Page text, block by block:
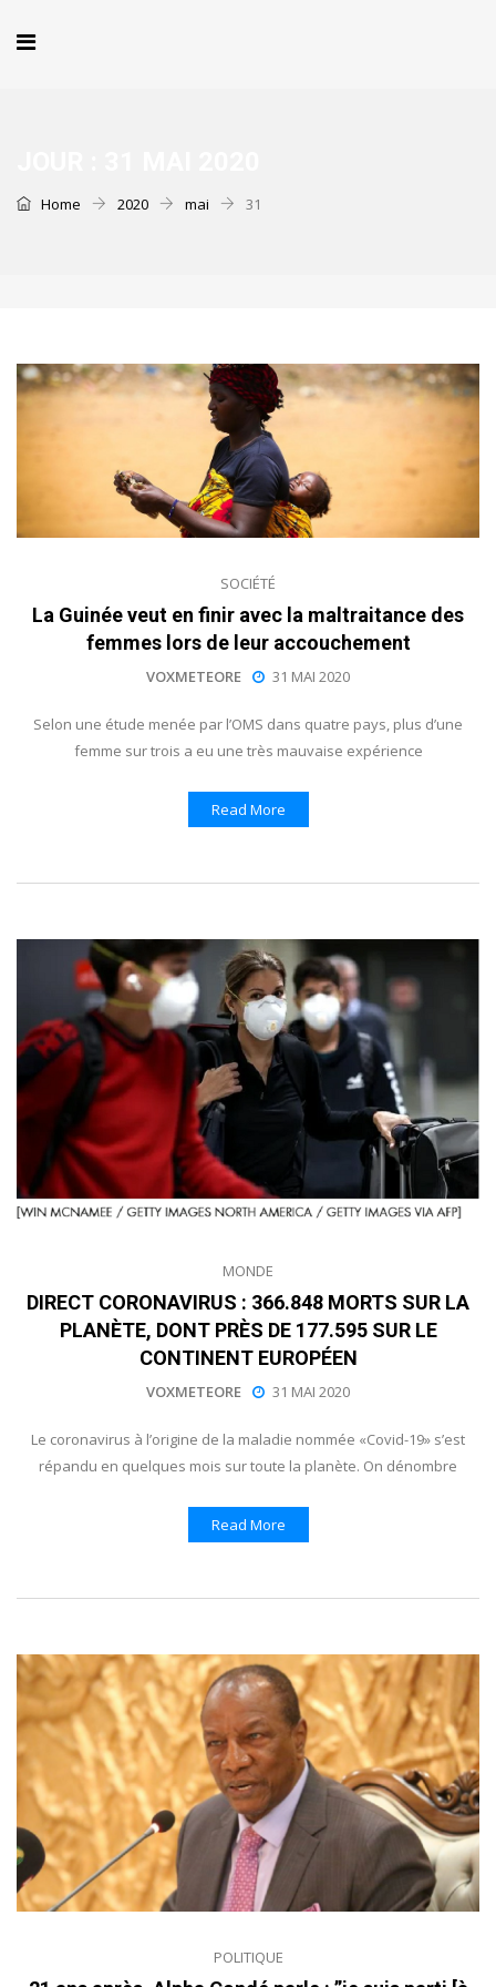
Home 2020 mai 31
SOCIÉTÉ
La Guinée veut en finir avec la maltraitance des
femmes lors de leur accouchement
VOXMETEORE 31 MAI 2020
Selon une étude menée par l’OMS dans quatre pays, plus d’une
femme sur trois a eu une très mauvaise expérience
Read More
MONDE
DIRECT CORONAVIRUS : 366.848 MORTS SUR LA
PLANÈTE, DONT PRÈS DE 177.595 SUR LE
CONTINENT EUROPÉEN
VOXMETEORE 31 MAI 2020
Le coronavirus à l’origine de la maladie nommée «Covid-19» s’est
répandu en quelques mois sur toute la planète. On dénombre
Read More
POLITIQUE